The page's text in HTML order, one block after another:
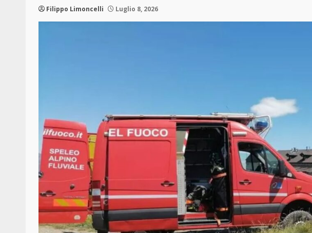
Filippo Limoncelli Luglio 8, 2026